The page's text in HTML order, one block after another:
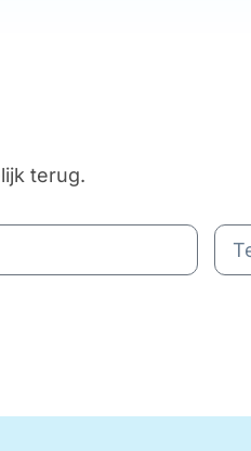
terug.